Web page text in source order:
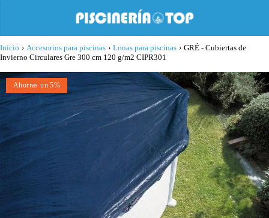
Inicio › Accesorios para piscinas › Lonas para piscinas › GRÉ - Cubiertas de
Invierno Circulares Gre 300 cm 120 g/m2 CIPR301
Ahorras un 5%